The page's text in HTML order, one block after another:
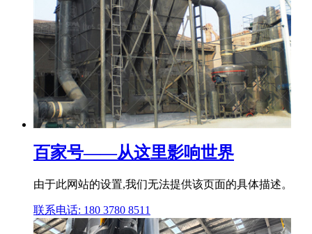
百家号——从这里影响世界
由于此网站的设置,我们无法提供该页面的具体描述。
联系电话: 180 3780 8511